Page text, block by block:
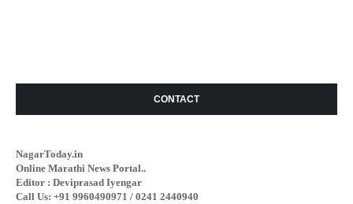
CONTACT
NagarToday.in
Online Marathi News Portal..
Editor : Deviprasad Iyengar
Call Us: +91 9960490971 / 0241 2440940